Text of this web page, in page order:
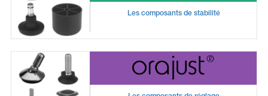
Les composants de stabilité